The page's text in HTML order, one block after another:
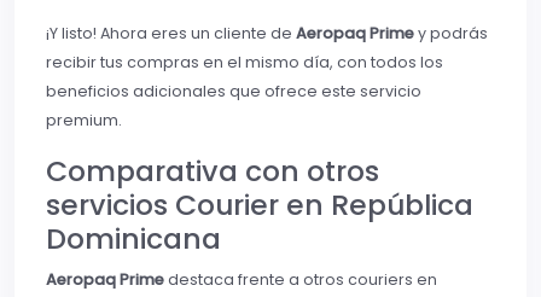
¡Y listo! Ahora eres un cliente de Aeropaq Primey podrás
recibir tus compras en el mismo día, con todos los
beneficios adicionales que ofrece este servicio
premium.
Comparativa con otros
servicios Courier en República
Dominicana
Aeropaq Primedestaca frente a otros couriers en